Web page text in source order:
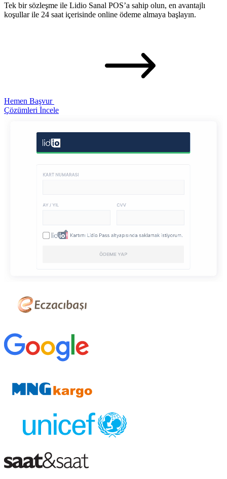
Tek bir sözleşme ile Lidio Sanal POS’a sahip olun, en avantajlı
koşullar ile 24 saat içerisinde online ödeme almaya başlayın.
Hemen Başvur
Çözümleri İncele